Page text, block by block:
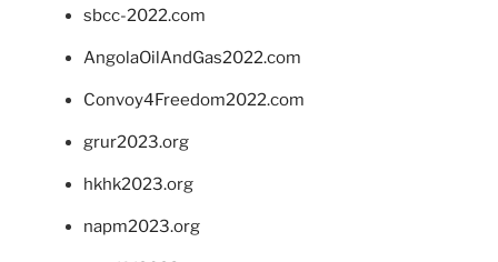
sbcc-2022.com
AngolaOilAndGas2022.com
Convoy4Freedom2022.com
grur2023.org
hkhk2023.org
napm2023.org